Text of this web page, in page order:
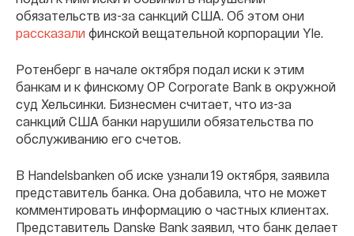
обязательств из-за санкций США. Об этом они
рассказали финской вещательной корпорации Yle.
Ротенберг в начале октября подал иски к этим
банкам и к финскому OP Corporate Bank в окружной
суд Хельсинки. Бизнесмен считает, что из-за
санкций США банки нарушили обязательства по
обслуживанию его счетов.
В Handelsbanken об иске узнали 19 октября, заявила
представитель банка. Она добавила, что не может
комментировать информацию о частных клиентах.
Представитель Danske Bank заявил, что банк делает